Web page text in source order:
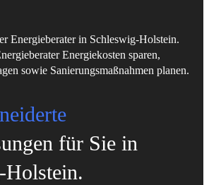
Energieberater in Schleswig-Holstein.
Energiekosten sparen,
sowie Sanierungsmaßnahmen planen.
für Sie in
Holstein.